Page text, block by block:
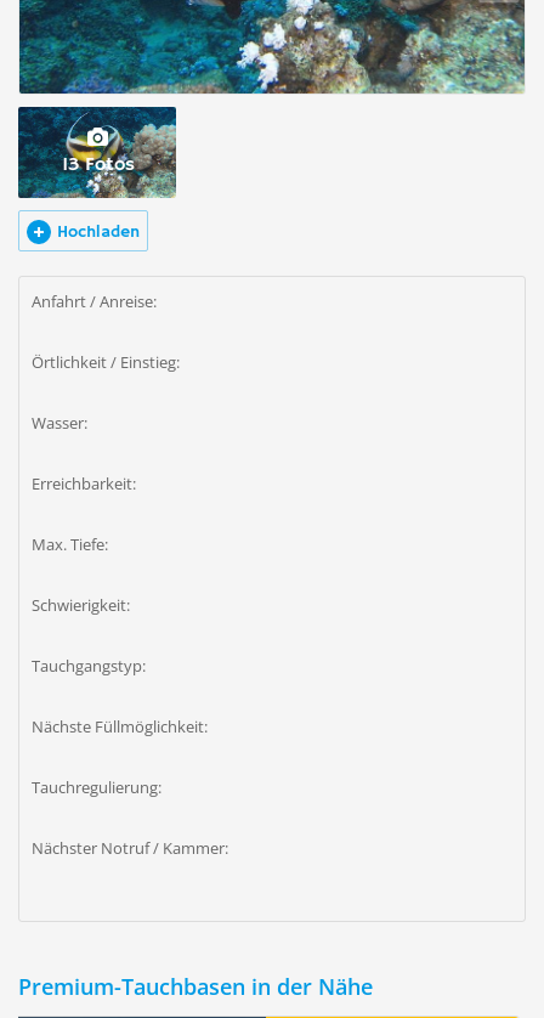
13 Fotos
Hochladen
Anfahrt / Anreise:
Örtlichkeit / Einstieg:
Wasser:
Erreichbarkeit:
Max. Tiefe:
Schwierigkeit:
Tauchgangstyp:
Nächste Füllmöglichkeit:
Tauchregulierung:
Nächster Notruf / Kammer:
Premium-Tauchbasen in der Nähe